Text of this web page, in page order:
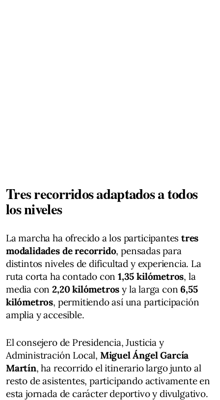
Tres recorridos adaptados a todos
los niveles
La marcha ha ofrecido a los participantestres
modalidades de recorrido, pensadas para
distintos niveles de dificultad y experiencia. La
ruta corta ha contado con1,35 kilómetros, la
media con2,20 kilómetros y la larga con6,55
kilómetros, permitiendo así una participación
amplia y accesible.
El consejero de Presidencia, Justicia y
Administración Local, Miguel Ángel García
Martín, ha recorrido el itinerario largo junto al
resto de asistentes, participando activamente en
esta jornada de carácter deportivo y divulgativo.